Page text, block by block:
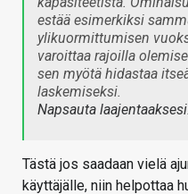
estää esimerkiksi
ylikuormittumisen
varoittaa rajoilla
sen myötä hidastaa
laskemiseksi.
Napsauta
Tästä jos saadaan vielä
käyttäjälle, niin helpottaa